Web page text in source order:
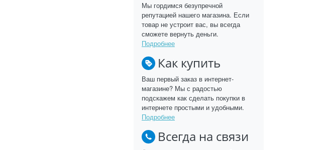
Мы гордимся безупречной
репутацией нашего магазина. Если
товар не устроит вас, вы всегда
сможете вернуть деньги.
Подробнее
Как купить
Ваш первый заказ в интернет-
магазине? Мы с радостью
подскажем как сделать покупки в
интернете простыми и удобными.
Подробнее
Всегда на связи